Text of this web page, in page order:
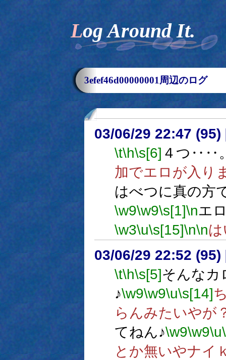
Log Around It.
3efef46d00000001周辺のログ
03/06/29 22:47 (95)
\t\h\s[6] ４つ‥‥
加でエロが入り
はべつに真の方
\w9\w9\s[1]\nエ
\w3\u\s[15]\n\n
03/06/29 22:52 (95)
\t\h\s[5]そんなカ
♪\w9\w9\u\s[14]
らんみたいやが
てねん♪\w9\w9\u
とか無いやナイ